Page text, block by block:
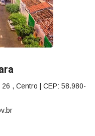
, Centro | CEP: 58.980-